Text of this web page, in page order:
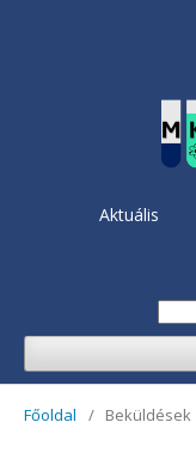
Aktuális
Főoldal / Beküldések